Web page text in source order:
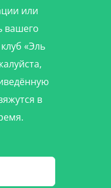
или
вашего
«Эль
в